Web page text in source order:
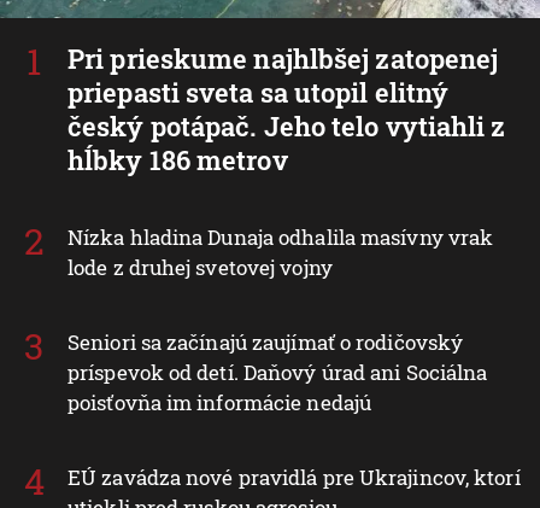
Pri prieskume najhlbšej zatopenej
priepasti sveta sa utopil elitný
český potápač. Jeho telo vytiahli z
hĺbky 186 metrov
Nízka hladina Dunaja odhalila masívny vrak
lode z druhej svetovej vojny
Seniori sa začínajú zaujímať o rodičovský
príspevok od detí. Daňový úrad ani Sociálna
poisťovňa im informácie nedajú
EÚ zavádza nové pravidlá pre Ukrajincov, ktorí